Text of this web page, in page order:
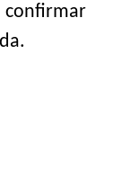
confirmar